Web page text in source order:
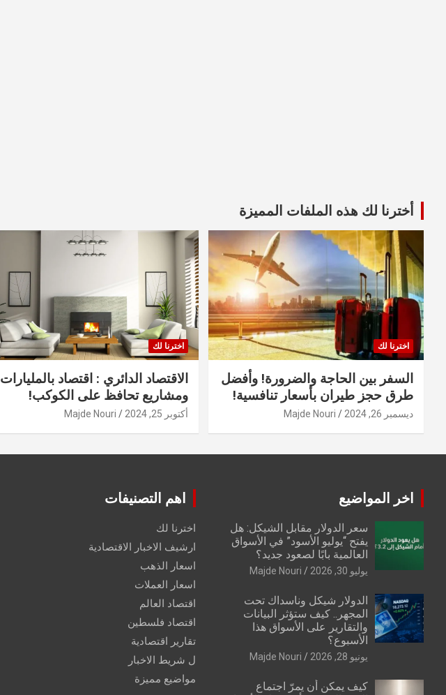
أخترنا لك هذه الملفات المميزة
اخترنا لك
السفر بين الحاجة والضرورة! وأفضل
طرق حجز طيران بأسعار تنافسية!
ديسمبر 26, 2024 Majde Nouri
اخترنا لك
الاقتصاد الدائري : اقتصاد بالمليارات
ومشاريع تحافظ على الكوكب!
أكتوبر 25, 2024 Majde Nouri
اخر المواضيع
سعر الدولار مقابل الشيكل: هل
يفتح “يوليو الأسود” في الأسواق
العالمية بابًا لصعود جديد؟
يوليو 30, 2026 Majde Nouri
الدولار شيكل وناسداك تحت
المجهر.. كيف ستؤثر البيانات
والتقارير على الأسواق هذا
الأسبوع؟
يونيو 28, 2026 Majde Nouri
كيف يمكن أن يمرّ اجتماع
اهم التصنيفات
اخترنا لك
ارشيف الاخبار الاقتصادية
اسعار الذهب
اسعار العملات
اقتصاد العالم
اقتصاد فلسطين
تقارير اقتصادية
ل شريط الاخبار
مواضيع مميزة